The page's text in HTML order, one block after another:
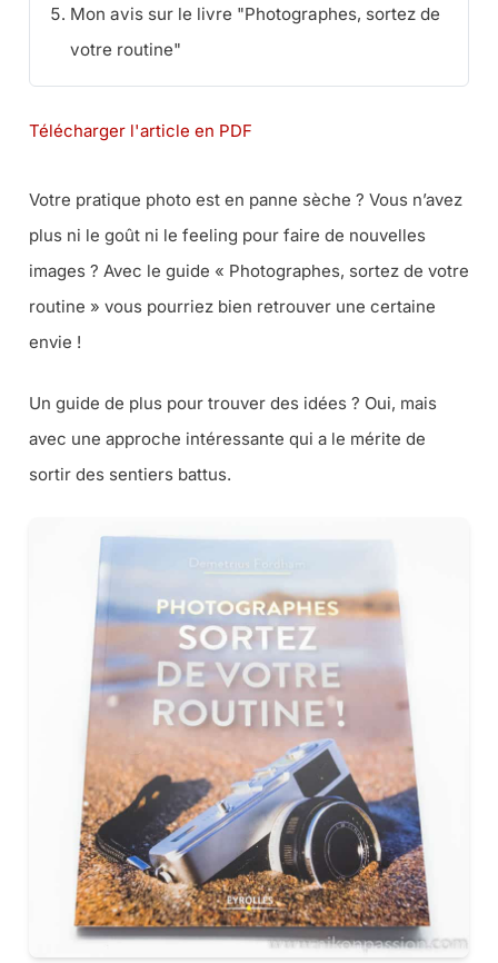
Mon avis sur le livre "Photographes, sortez de
votre routine"
Télécharger l'article en PDF
Votre pratique photo est en panne sèche ? Vous n’avez
plus ni le goût ni le feeling pour faire de nouvelles
images ? Avec le guide « Photographes, sortez de votre
routine » vous pourriez bien retrouver une certaine
envie !
Un guide de plus pour trouver des idées ? Oui, mais
avec une approche intéressante qui a le mérite de
sortir des sentiers battus.